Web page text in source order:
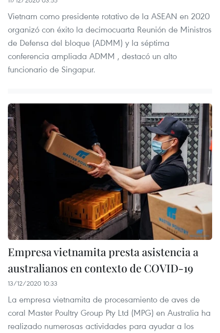
Vietnam como presidente rotativo de la ASEAN en 2020
organizó con éxito la decimocuarta Reunión de Ministros
de Defensa del bloque (ADMM) y la séptima
conferencia ampliada ADMM , destacó un alto
funcionario de Singapur.
Empresa vietnamita presta asistencia a
australianos en contexto de COVID-19
13/12/2020 10:33
La empresa vietnamita de procesamiento de aves de
coral Master Poultry Group Pty Ltd (MPG) en Australia ha
realizado numerosas actividades para ayudar a los